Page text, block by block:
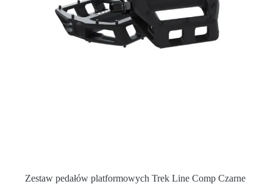
Zestaw pedałów platformowych Trek Line Comp Czarne